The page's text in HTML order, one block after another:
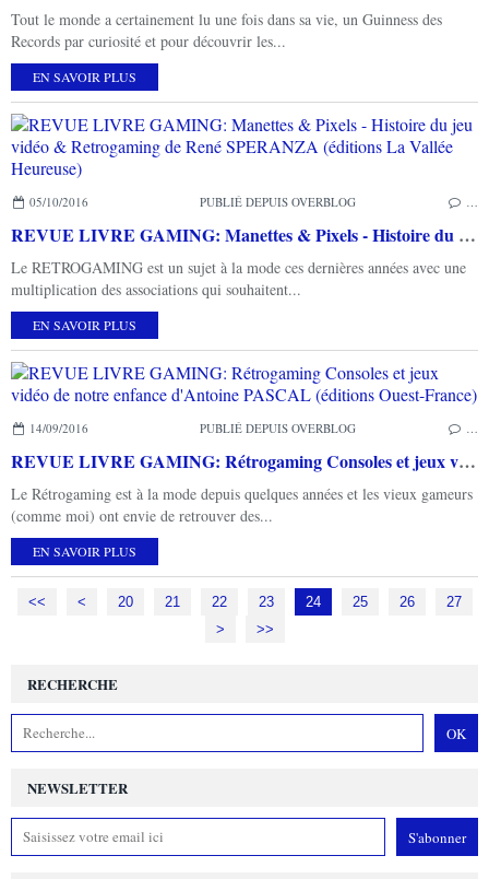
Tout le monde a certainement lu une fois dans sa vie, un Guinness des
Records par curiosité et pour découvrir les...
EN SAVOIR PLUS
05/10/2016 PUBLIÉ DEPUIS OVERBLOG
REVUE LIVRE GAMING: Manettes & Pixels - Histoire du jeu vidéo & Retrogaming de René SPERANZA (éditions La Vallée Heureuse)
Le RETROGAMING est un sujet à la mode ces dernières années avec une
multiplication des associations qui souhaitent...
EN SAVOIR PLUS
14/09/2016 PUBLIÉ DEPUIS OVERBLOG
REVUE LIVRE GAMING: Rétrogaming Consoles et jeux vidéo de notre enfance d'Antoine PASCAL (éditions Ouest-France)
Le Rétrogaming est à la mode depuis quelques années et les vieux gameurs
(comme moi) ont envie de retrouver des...
EN SAVOIR PLUS
<< < 10
20 21 22 23 24 25 26
27
>
>>
NEWSLETTER
RECHERCHE